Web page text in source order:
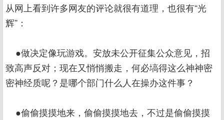
从网上看到许多网友的评论就很有道理，也很有“光
辉”：
●做决定像玩游戏。安放未公开征集公众意见，招
致高声反对；现在又悄悄搬走，何必塙得这么神神密
密神经质呢？是哪个部门什么人在操办这件事？
●偷偷摸摸地来，偷偷摸摸地去，不过是偷偷摸摸